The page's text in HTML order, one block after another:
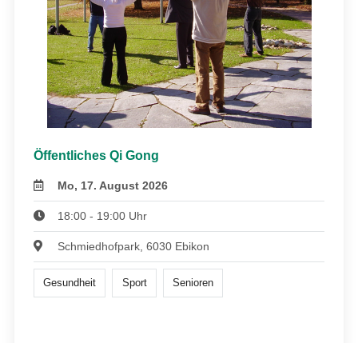
Öffentliches Qi Gong
Mo, 17. August 2026
18:00 - 19:00 Uhr
Schmiedhofpark, 6030 Ebikon
Gesundheit Sport Senioren